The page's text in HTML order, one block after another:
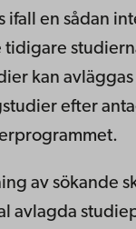
ifall en sådan
tidigare
kan avläggas
efter
av sökande
avlagda